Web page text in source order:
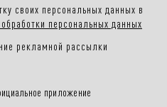
своих персональных данных в
персональных данных
рекламной рассылки
приложение